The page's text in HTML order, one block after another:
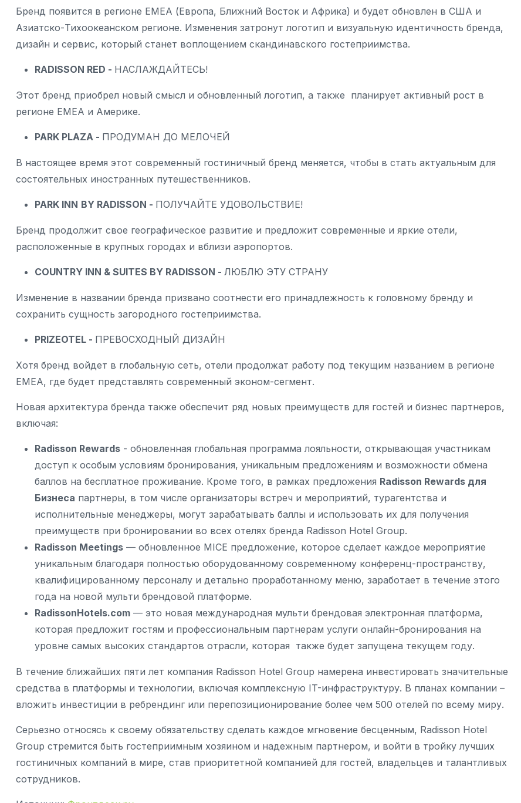
Бренд появится в регионе EMEA (Европа, Ближний Восток и Африка) и будет обновлен в США и
Азиатско-Тихоокеанском регионе. Изменения затронут логотип и визуальную идентичность бренда,
дизайн и сервис, который станет воплощением скандинавского гостеприимства.
RADISSON RED - НАСЛАЖДАЙТЕСЬ!
Этот бренд приобрел новый смысл и обновленный логотип, а также планирует активный рост в
регионе EMEA и Америке.
PARK PLAZA - ПРОДУМАН ДО МЕЛОЧЕЙ
В настоящее время этот современный гостиничный бренд меняется, чтобы в стать актуальным для
состоятельных иностранных путешественников.
PARK INN BY RADISSON - ПОЛУЧАЙТЕ УДОВОЛЬСТВИЕ!
Бренд продолжит свое географическое развитие и предложит современные и яркие отели,
расположенные в крупных городах и вблизи аэропортов.
COUNTRY INN & SUITES BY RADISSON - ЛЮБЛЮ ЭТУ СТРАНУ
Изменение в названии бренда призвано соотнести его принадлежность к головному бренду и
сохранить сущность загородного гостеприимства.
PRIZEOTEL - ПРЕВОСХОДНЫЙ ДИЗАЙН
Хотя бренд войдет в глобальную сеть, отели продолжат работу под текущим названием в регионе
EMEA, где будет представлять современный эконом-сегмент.
Новая архитектура бренда также обеспечит ряд новых преимуществ для гостей и бизнес партнеров,
включая:
Radisson Rewards - обновленная глобальная программа лояльности, открывающая участникам
доступ к особым условиям бронирования, уникальным предложениям и возможности обмена
баллов на бесплатное проживание. Кроме того, в рамках предложения Radisson Rewards для
Бизнеса партнеры, в том числе организаторы встреч и мероприятий, турагентства и
исполнительные менеджеры, могут зарабатывать баллы и использовать их для получения
преимуществ при бронировании во всех отелях бренда Radisson Hotel Group.
Radisson Meetings — обновленное MICE предложение, которое сделает каждое мероприятие
уникальным благодаря полностью оборудованному современному конференц-пространству,
квалифицированному персоналу и детально проработанному меню, заработает в течение этого
года на новой мульти брендовой платформе.
RadissonHotels.com — это новая международная мульти брендовая электронная платформа,
которая предложит гостям и профессиональным партнерам услуги онлайн-бронирования на
уровне самых высоких стандартов отрасли, которая также будет запущена текущем году.
В течение ближайших пяти лет компания Radisson Hotel Group намерена инвестировать значительные
средства в платформы и технологии, включая комплексную IT-инфраструктуру. В планах компании –
вложить инвестиции в ребрендинг или перепозиционирование более чем 500 отелей по всему миру.
Серьезно относясь к своему обязательству сделать каждое мгновение бесценным, Radisson Hotel
Group стремится быть гостеприимным хозяином и надежным партнером, и войти в тройку лучших
гостиничных компаний в мире, став приоритетной компанией для гостей, владельцев и талантливых
сотрудников.